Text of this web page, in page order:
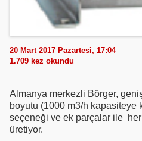
20 Mart 2017 Pazartesi, 17:04
1.709 kez okundu
Almanya merkezli Börger,
boyutu (1000 m3/h kapasiteye
seçeneği ve ek parçalar ile
üretiyor.